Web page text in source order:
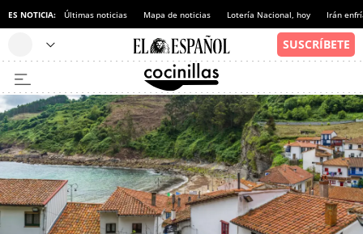
ES NOTICIA: Últimas noticias Mapa de noticias Lotería Nacional, hoy Irán